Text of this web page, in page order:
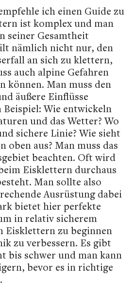
ich einen Guide zu
ist komplex und man
seiner Gesamtheit
nämlich nicht nur, den
an sich zu klettern,
auch alpine Gefahren
können. Man muss den
äußere Einflüsse
Wie entwickeln
und das Wetter? Wo
sichere Linie? Wie sieht
oben aus? Man muss das
beachten. Oft wird
Eisklettern durchaus
Man sollte also
Ausrüstung dabei
bietet hier perfekte
in relativ sicherem
Eisklettern zu beginnen
zu verbessern. Es gibt
bis schwer und man kann
bevor es in richtige